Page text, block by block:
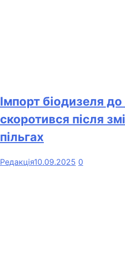
Імпорт біодизеля
скоротився після
пільгах
Редакція10.09.2025 0